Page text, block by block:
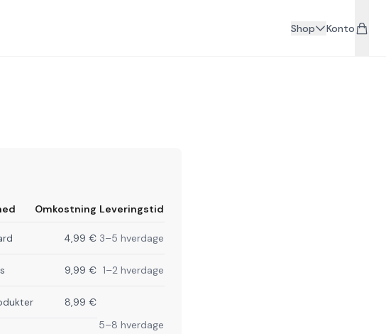
Shop Konto
Omkostning Leveringstid
4,99 € 3–5 hverdage
9,99 € 1–2 hverdage
8,99 €
5–8 hverdage